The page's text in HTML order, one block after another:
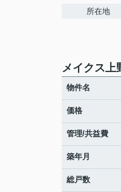
所在地
メイクス上
物件名
価格
管理/共益費
築年月
総戸数